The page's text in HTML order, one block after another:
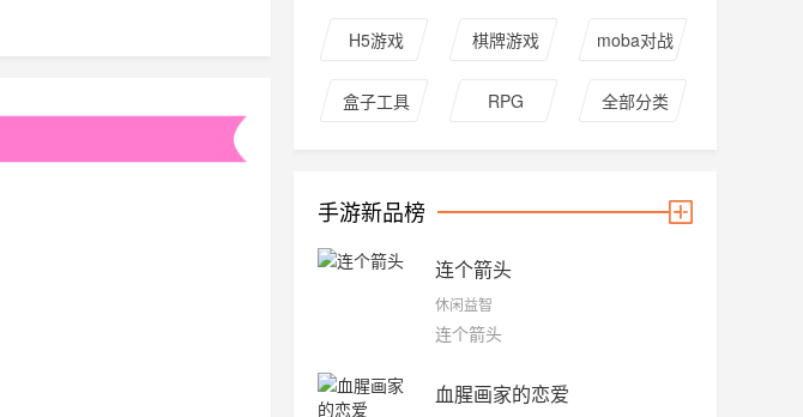
H5游戏 棋牌游戏 moba对战
盒子工具 RPG 全部分类
手游新品榜
连个箭头
休闲益智
连个箭头
血腥画家的恋爱